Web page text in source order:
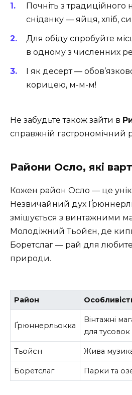
Почніть з традиційного
сніданку — яйця, хліб,
Для обіду спробуйте
в одному з численних
І як десерт —
корицею, м-м-м!
Не забудьте також зайти в
справжній гастрономічний
Райони Осло, які
Кожен район Осло — це
Незвичайний дух
змішується з винтажними
Молодіжний Тьойєн, де
Боретслаг — рай для
природи.
Район
Ґрюннерльокка
Вінтажні
для тусовок
Тьойєн Жива
Боретслаг Парки та